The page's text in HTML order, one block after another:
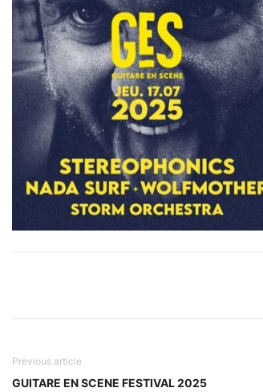
Previous article
GUITARE EN SCENE FESTIVAL 2025